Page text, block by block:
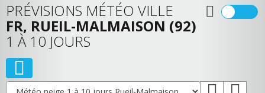
PRÉVISIONS MÉTÉO VILLE
FR, RUEIL-MALMAISON (92)
1 À 10 JOURS